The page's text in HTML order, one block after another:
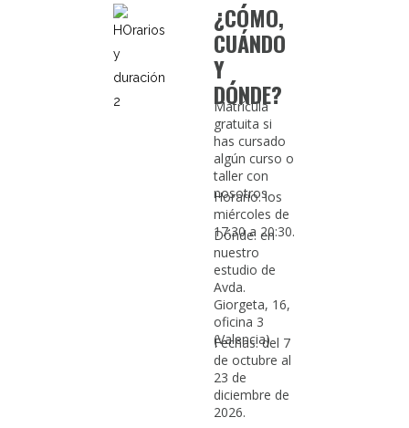
¿CÓMO,
CUÁNDO
Y
DÓNDE?
Matrícula
gratuita si
has cursado
algún curso o
taller con
nosotros.
Horario: los
miércoles de
17:30 a 20:30.
Dónde: en
nuestro
estudio de
Avda.
Giorgeta, 16,
oficina 3
(Valencia)
Fechas: del 7
de octubre al
23 de
diciembre de
2026.